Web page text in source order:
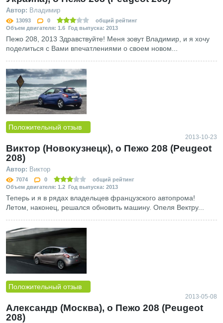
Автор: Владимир
13093 0
общий рейтинг
Объем двигателя: 1.6 Год выпуска: 2013
Пежо 208, 2013 Здравствуйте! Меня зовут Владимир, и я хочу
поделиться с Вами впечатлениями о своем новом...
Положительный отзыв
2013-10-23
Виктор (Новокузнецк), о Пежо 208 (Peugeot
208)
Автор: Виктор
7074 0
общий рейтинг
Объем двигателя: 1.2 Год выпуска: 2013
Теперь и я в рядах владельцев французского автопрома!
Летом, наконец, решался обновить машину. Опеля Вектру...
Положительный отзыв
2013-05-08
Александр (Москва), о Пежо 208 (Peugeot
208)